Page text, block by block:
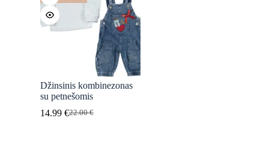
Džinsinis kombinezonas
su petnešomis
22.00€
Original
14.99 €Current